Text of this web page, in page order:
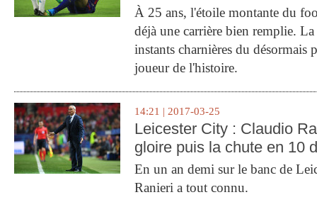
À 25 ans, l'étoile montante du
déjà une carrière bien remplie.
instants charnières du désormais
joueur de l'histoire.
14:21 | 2017-03-25
Leicester City : Claudio
gloire puis la chute en 10
En un an demi sur le banc de
Ranieri a tout connu.